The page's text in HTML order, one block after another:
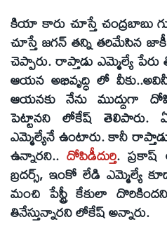
కియా కారు చూస్తే చంద్రబాబు
చూస్తే జగన్ తన్ని తరిమేసిన
చెప్పారు. రాప్తాడు ఎమ్మెల్యే పేరు
ఆయన అభివృద్ధి లో
ఆయనకు నేను ముద్దుగా
పెట్టానని లోకేష్ తెలిపారు.
ఎమ్మెల్యేనే ఉంటారు. కానీ
ఉన్నారని..దోపిడీదుర్తి. ప్రకాష్
బ్రదర్స్, ఇంకో లేడి ఎమ్మెల్యే
మంచి పేస్ట్రీ కేకులా
తినేస్తున్నారని లోకేష్ అన్నారు.